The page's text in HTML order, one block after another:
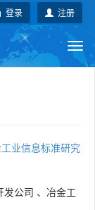
注册
登录
业信息标准研究
发公司 、 冶金工